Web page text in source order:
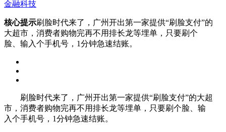
金融科技
核心提示刷脸时代来了，广州开出第一家提供“刷脸支付”的
大超市，消费者购物完再不用排长龙等埋单，只要刷个
脸、输入个手机号，1分钟急速结账。
刷脸时代来了，广州开出第一家提供“刷脸支付”的大超
市，消费者购物完再不用排长龙等埋单，只要刷个脸、输
入个手机号，1分钟急速结账。